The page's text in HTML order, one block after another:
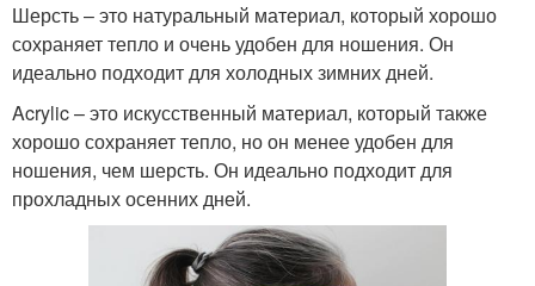
Шерсть – это натуральный материал, который хорошо
сохраняет тепло и очень удобен для ношения. Он
идеально подходит для холодных зимних дней.
Acrylic – это искусственный материал, который также
хорошо сохраняет тепло, но он менее удобен для
ношения, чем шерсть. Он идеально подходит для
прохладных осенних дней.